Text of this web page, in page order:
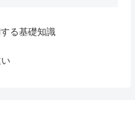
る基礎知識